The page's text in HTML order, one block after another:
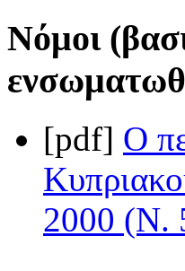
Νόμοι
[pdf] Ο
2000 (Ν.